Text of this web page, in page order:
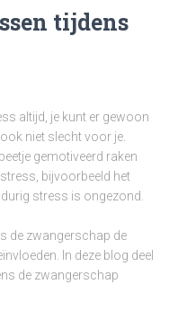
tijdens
altijd, je kunt er gewoon
niet slecht voor je.
gemotiveerd raken
bijvoorbeeld het
stress is ongezond.
de zwangerschap de
In deze blog deel
de zwangerschap